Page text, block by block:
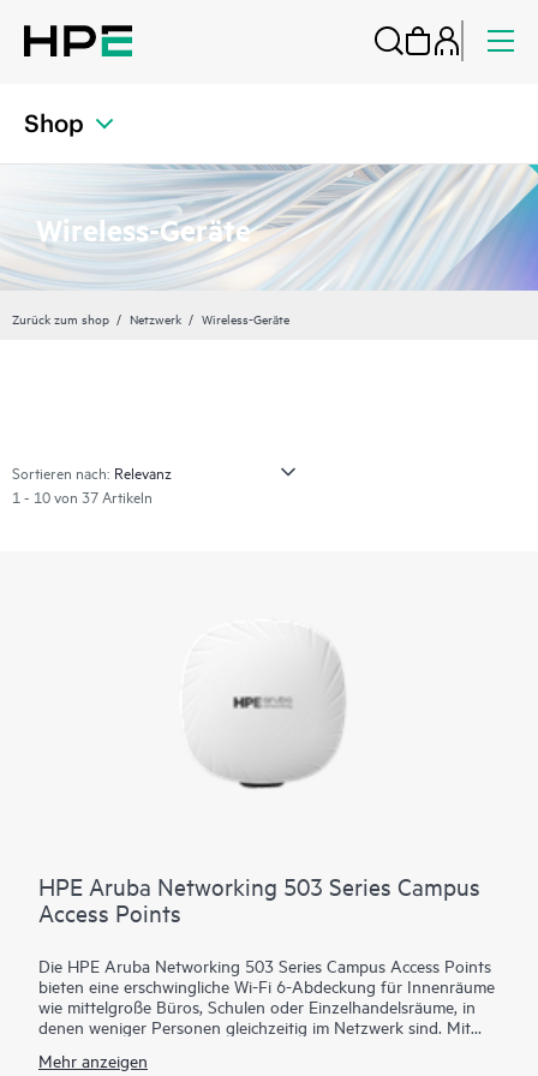
Shop
Wireless-Geräte
Zurück zum shop Netzwerk Wireless-Geräte
Sortieren nach:
1 - 10 von 37 Artikeln
HPE Aruba Networking 503 Series Campus
Access Points
Die HPE Aruba Networking 503 Series Campus Access Points
bieten eine erschwingliche Wi-Fi 6-Abdeckung für Innenräume
wie mittelgroße Büros, Schulen oder Einzelhandelsräume, in
denen weniger Personen gleichzeitig im Netzwerk sind. Mit
die 503 Series kostengünstiges und zuverlässiges WLAN für
Mehr anzeigen